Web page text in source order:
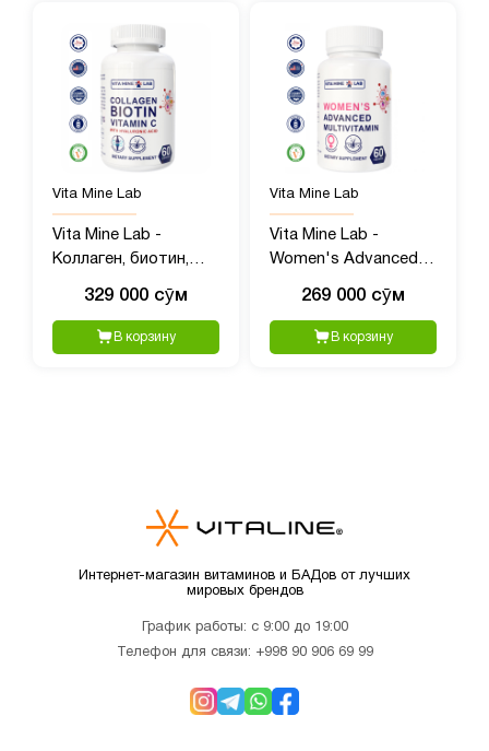
Vita Mine Lab
Vita Mine Lab -
Коллаген, биотин,
кислотой, 60 капсул
329 000 сӯм
В корзину
Vita Mine Lab
Vita Mine Lab -
Women's Advanced
мультивитаминный
комплекс, 60 капсул
269 000 сӯм
В корзину
Интернет-магазин витаминов и БАДов от лучших
мировых брендов
График работы: с 9:00 до 19:00
Телефон для связи: +998 90 906 69 99